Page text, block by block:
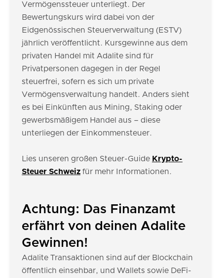
Vermögenssteuer unterliegt. Der
Bewertungskurs wird dabei von der
Eidgenössischen Steuerverwaltung (ESTV)
jährlich veröffentlicht. Kursgewinne aus dem
privaten Handel mit Adalite sind für
Privatpersonen dagegen in der Regel
steuerfrei, sofern es sich um private
Vermögensverwaltung handelt. Anders sieht
es bei Einkünften aus Mining, Staking oder
gewerbsmäßigem Handel aus – diese
unterliegen der Einkommensteuer.
Lies unseren großen Steuer-Guide Krypto-
Steuer Schweiz für mehr Informationen.
Achtung: Das Finanzamt
erfährt von deinen Adalite
Gewinnen!
Adalite Transaktionen sind auf der Blockchain
öffentlich einsehbar, und Wallets sowie DeFi-